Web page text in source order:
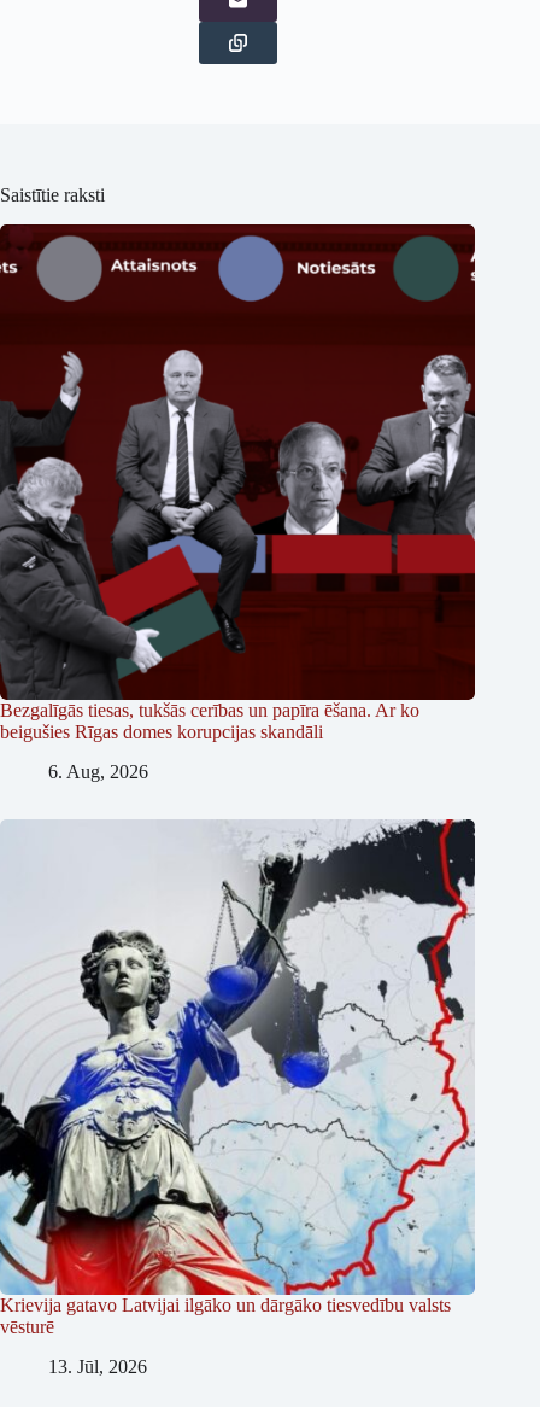
Saistītie raksti
Bezgalīgās tiesas, tukšās cerības un papīra ēšana. Ar ko
beigušies Rīgas domes korupcijas skandāli
6. Aug, 2026
Krievija gatavo Latvijai ilgāko un dārgāko tiesvedību valsts
vēsturē
13. Jūl, 2026